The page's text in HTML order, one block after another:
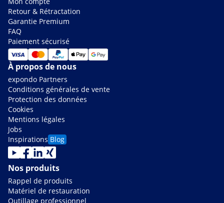
Retour & Rétractation
Garantie Premium
FAQ
Paiement sécurisé
À propos de nous
expondo Partners
Conditions générales de vente
Protection des données
Cookies
Mentions légales
Jobs
Inspirations Blog
Nos produits
Rappel de produits
Matériel de restauration
Outillage professionnel